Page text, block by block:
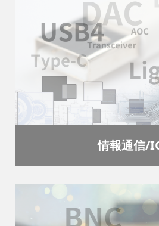
情報通信/